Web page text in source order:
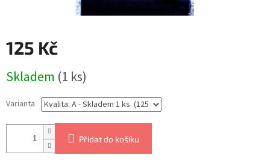
125 Kč
cena:
Skladem (1 ks)
Varianta
Přidat do košíku